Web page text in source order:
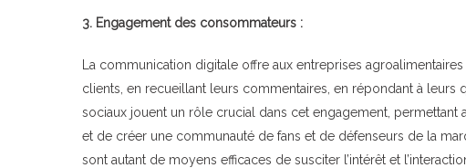
3. Engagement des consommateurs :
La communication digitale offre aux entreprises
clients, en recueillant leurs commentaires, en répondant à
sociaux jouent un rôle crucial dans cet engagement,
et de créer une communauté de fans et de défenseurs de la
sont autant de moyens efficaces de susciter l’intérêt et